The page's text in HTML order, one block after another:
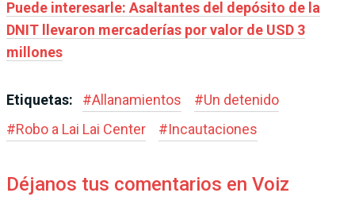
Puede interesarle: Asaltantes del depósito de la
DNIT llevaron mercaderías por valor de USD 3
millones
Etiquetas: #Allanamientos #Un detenido
#Robo a Lai Lai Center #Incautaciones
Déjanos tus comentarios en Voiz